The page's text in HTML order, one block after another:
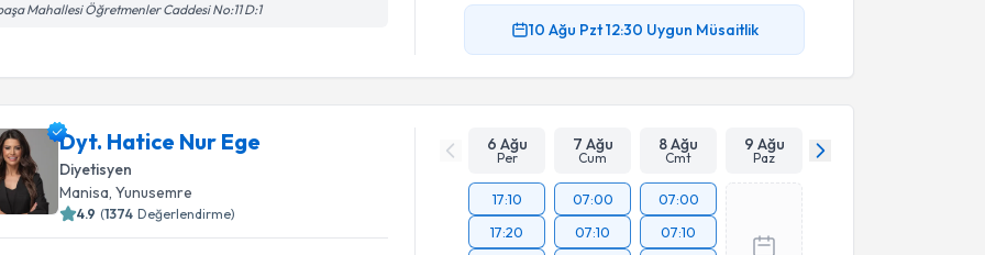
Mahallesi Öğretmenler Caddesi No:11 D:1
10 Ağu Pzt12:30 Uygun Müsaitlik
Dyt. Hatice Nur Ege
Diyetisyen
Manisa, Yunusemre
4.9 (1374 Değerlendirme)
6 Ağu
Per
7 Ağu
Cum
8 Ağu
Cmt
9 Ağu
Paz
17:10
17:20
07:00
07:10
07:00
07:10